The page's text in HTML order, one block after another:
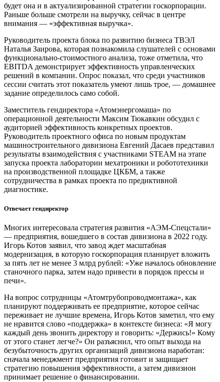
будет она и в актуализированной стратегии госкорпорации.
Раньше больше смотрели на выручку, сейчас в центре
внимания — ​«эффективная выручка».
Руководитель проекта блока по развитию бизнеса ТВЭЛ
Наталья Заирова, которая познакомила слушателей с основами
функционально-стоимостного анализа, тоже отметила, что
EBITDA демонстрирует эффективность управленческих
решений в компании. Опрос показал, что среди участников
сессии считать этот показатель умеют лишь трое, — ​домашнее
задание определилось само собой.
Заместитель гендиректора «Атомэнергомаша» по
операционной деятельности Максим Тюкавкин обсудил с
аудиторией эффективность конкретных проектов.
Руководитель проектного офиса по новым продуктам
машиностроительного дивизиона Евгений Дасаев представил
результаты взаимодействия с участниками STEAM на этапе
запуска проекта лаборатории мехатроники и робототехники
на производственной площадке ЦКБМ, а также
сотрудничества в рамках проекта по предиктивной
диагностике.
Отвечает гендиректор
Многих интересовала стратегия развития «АЭМ-Спецстали»
— ​предприятия, вошедшего в состав дивизиона в 2022 году.
Игорь Котов заявил, что завод ждет масштабная
модернизация, в которую госкорпорация планирует вложить
за пять лет не менее 3 млрд рублей: «Уже началось обновление
станочного парка, затем надо привести в порядок прессы и
печи».
На вопрос сотрудницы «Атомтрубопроводмонтажа», как
планируют поддерживать ее предприятие, которое сейчас
переживает не лучшие времена, Игорь Котов заметил, что ему
не нравится слово «поддержка» в контексте бизнеса: «Я могу
каждый день звонить директору и говорить: «Держись!» Кому
от этого станет легче?» Он разъяснил, что опыт выхода на
безубыточность других организаций дивизиона наработан:
сначала менеджмент предприятия готовит и защищает
стратегию повышения эффективности, а затем дивизион
принимает решение о финансировании.